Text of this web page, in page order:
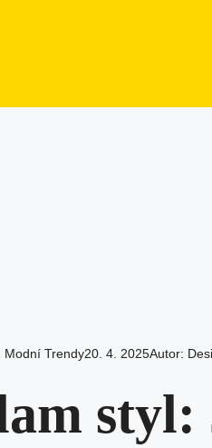
Modní Trendy20. 4. 2025Autor:
styl: